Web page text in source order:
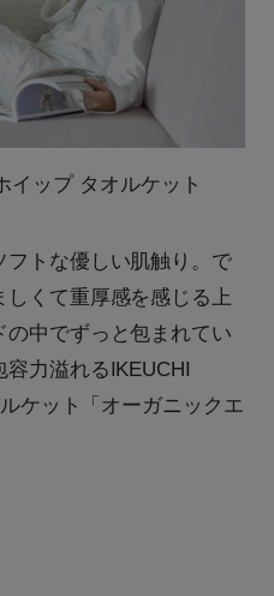
イップ タオルケット
トな優しい肌触り。で
くて重厚感を感じる上
中でずっと包まれてい
力溢れるIKEUCHI
ケット「オーガニックエ